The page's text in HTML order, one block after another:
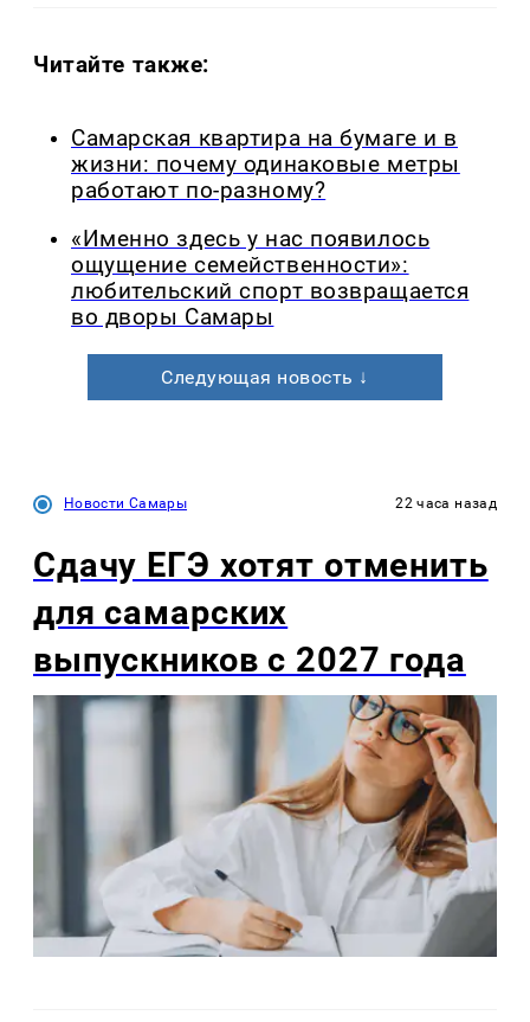
Читайте также:
Самарская квартира на бумаге и в
жизни: почему одинаковые метры
работают по-разному?
«Именно здесь у нас появилось
ощущение семейственности»:
любительский спорт возвращается
во дворы Самары
Следующая новость ↓
Новости Самары 22 часа назад
Сдачу ЕГЭ хотят отменить
для самарских
выпускников с 2027 года